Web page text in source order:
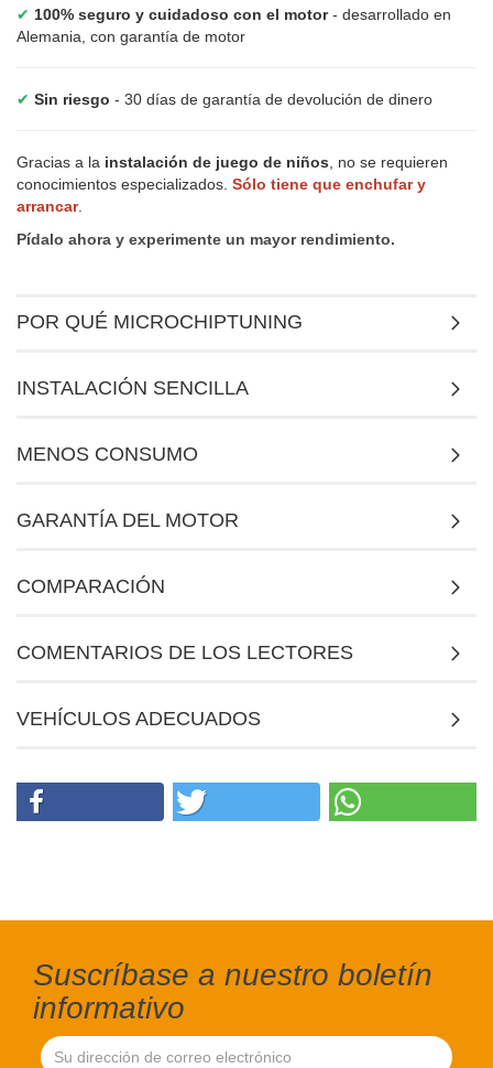
✔ 100% seguro y cuidadoso con el motor- desarrollado en
Alemania, con garantía de motor
✔ Sin riesgo - 30 días de garantía de devolución de dinero
Gracias a la instalación de juego de niños , no se requieren
conocimientos especializados. Sólo tiene que enchufar y
arrancar.
Pídalo ahora y experimente un mayor rendimiento.
POR QUÉ MICROCHIPTUNING
INSTALACIÓN SENCILLA
MENOS CONSUMO
GARANTÍA DEL MOTOR
COMPARACIÓN
COMENTARIOS DE LOS LECTORES
VEHÍCULOS ADECUADOS
Suscríbase a nuestro boletín
informativo